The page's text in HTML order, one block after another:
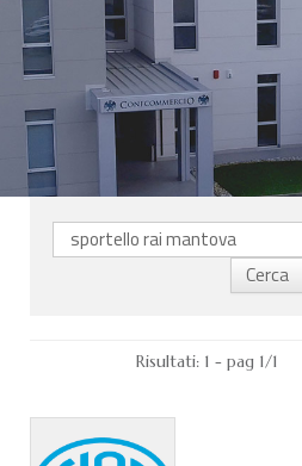
SERVIZI
CATEGORIE
DELEGAZIONI
ATTIVITÀ STORICHE
PERIODICO
PERCHÉ ASSOCIARSI?
DOVE SIAMO
Risultati: 1 - pag 1/1